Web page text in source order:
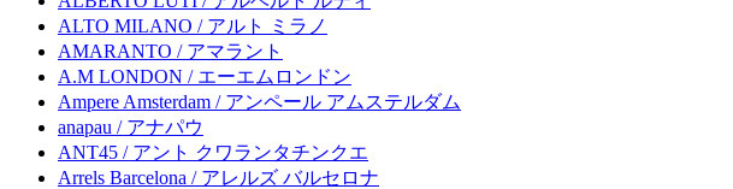
ALTO MILANO / アルト ミラノ
AMARANTO / アマラント
A.M LONDON / エーエムロンドン
Ampere Amsterdam / アンペール アムステルダム
anapau / アナパウ
ANT45 / アント クワランタチンクエ
Arrels Barcelona / アレルズ バルセロナ